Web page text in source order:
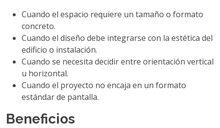
Cuando el espacio requiere un tamaño o formato
concreto.
Cuando el diseño debe integrarse con la estética del
edificio o instalación.
Cuando se necesita decidir entre orientación vertical
u horizontal.
Cuando el proyecto no encaja en un formato
estándar de pantalla.
Beneficios